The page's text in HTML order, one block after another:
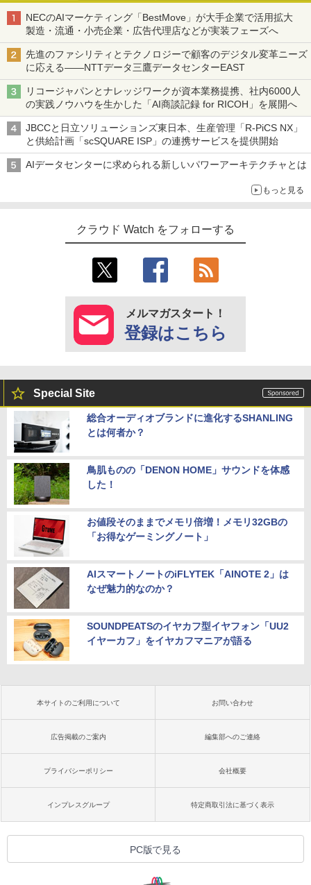
NECのAIマーケティング「BestMove」が大手企業で活用拡大
製造・流通・小売企業・広告代理店などが実装フェーズへ
先進のファシリティとテクノロジーで顧客のデジタル変革ニーズ
に応える――NTTデータ三鷹データセンターEAST
リコージャパンとナレッジワークが資本業務提携、社内6000人
の実践ノウハウを生かした「AI商談記録 for RICOH」を展開へ
JBCCと日立ソリューションズ東日本、生産管理「R-PiCS NX」
と供給計画「scSQUARE ISP」の連携サービスを提供開始
AIデータセンターに求められる新しいパワーアーキテクチャとは
もっと見る
クラウド Watch をフォローする
メルマガスタート！
登録はこちら
Special Site
総合オーディオブランドに進化するSHANLING
とは何者か？
鳥肌ものの「DENON HOME」サウンドを体感
した！
お値段そのままでメモリ倍増！メモリ32GBの
「お得なゲーミングノート」
AIスマートノートのiFLYTEK「AINOTE 2」は
なぜ魅力的なのか？
SOUNDPEATSのイヤカフ型イヤフォン「UU2
イヤーカフ」をイヤカフマニアが語る
本サイトのご利用について お問い合わせ
広告掲載のご案内 編集部へのご連絡
プライバシーポリシー 会社概要
インプレスグループ 特定商取引法に基づく表示
PC版で見る